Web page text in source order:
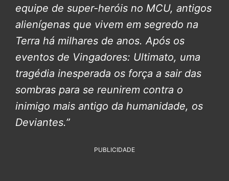
equipe de super-heróis no MCU, antigos
alienígenas que vivem em segredo na
Terra há milhares de anos. Após os
eventos de Vingadores: Ultimato, uma
tragédia inesperada os força a sair das
sombras para se reunirem contra o
inimigo mais antigo da humanidade, os
Deviantes.”
PUBLICIDADE